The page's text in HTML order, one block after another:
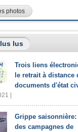
photos
lus
Trois liens
le retrait à distance
documents d'état
|
Grippe
des campagnes de